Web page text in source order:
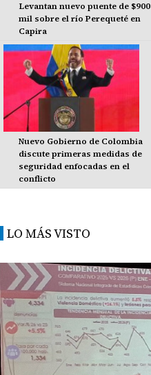
Levantan nuevo puente de $900
mil sobre el río Perequeté en
Capira
Nuevo Gobierno de Colombia
discute primeras medidas de
seguridad enfocadas en el
conflicto
LO MÁS VISTO